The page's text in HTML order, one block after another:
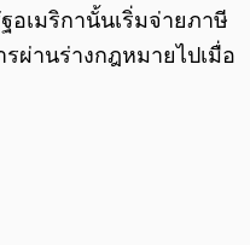
อเมริกานั้นเริ่มจ่ายภาษี
ผ่านร่างกฎหมายไปเมื่อ